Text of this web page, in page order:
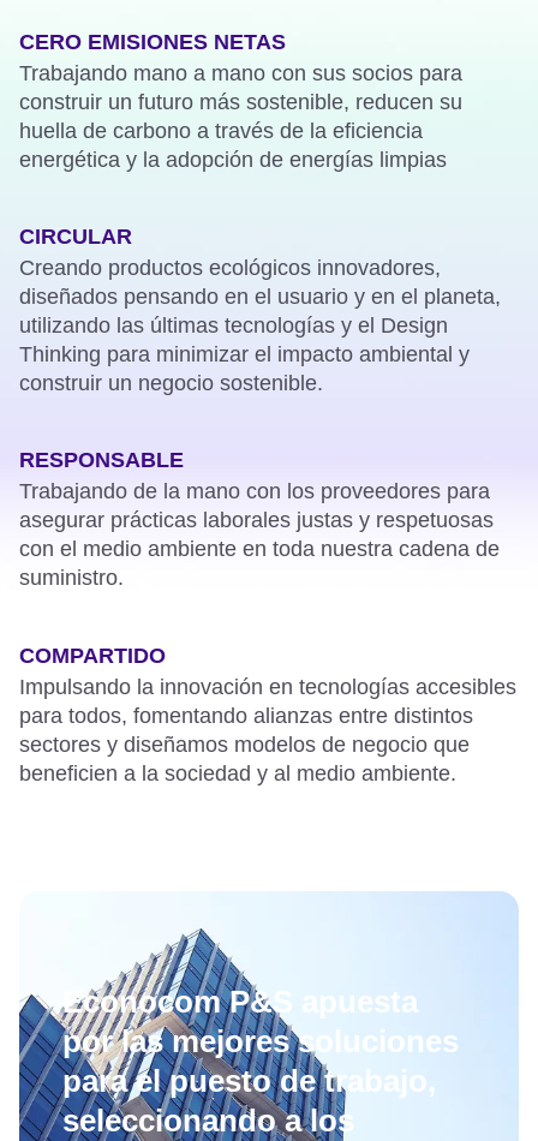
CERO EMISIONES NETAS​
Trabajando mano a mano con sus socios para
construir un futuro más sostenible, reducen su
huella de carbono a través de la eficiencia
energética y la adopción de energías limpias
CIRCULAR
Creando productos ecológicos innovadores,
diseñados pensando en el usuario y en el planeta,
utilizando las últimas tecnologías y el Design
Thinking para minimizar el impacto ambiental y
construir un negocio sostenible.
RESPONSABLE
Trabajando de la mano con los proveedores para
asegurar prácticas laborales justas y respetuosas
con el medio ambiente en toda nuestra cadena de
suministro.
COMPARTIDO
Impulsando la innovación en tecnologías accesibles
para todos, fomentando alianzas entre distintos
sectores y diseñamos modelos de negocio que
beneficien a la sociedad y al medio ambiente.
Econocom P&S apuesta
por las mejores soluciones
para el puesto de trabajo,
seleccionando a los